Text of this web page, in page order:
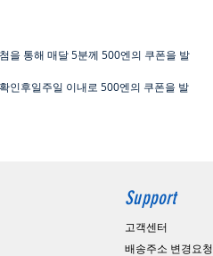
을 통해 매달5분께 500엔의 쿠폰을 발
인후일주일 이내로 500엔의 쿠폰을 발
Support
고객센터
배송주소 변경요청